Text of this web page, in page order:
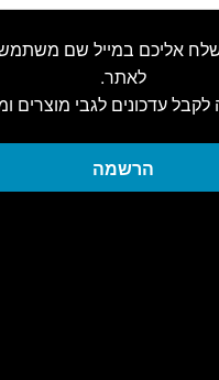
אליכם במייל שם
לאתר.
לקבל עדכונים לגבי מוצרים
הרשמה